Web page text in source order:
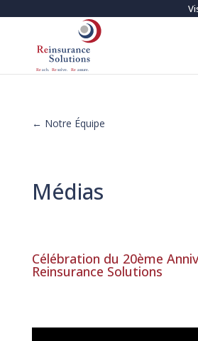
← Notre Équipe
Médias
Célébration du 20ème
Reinsurance Solutions